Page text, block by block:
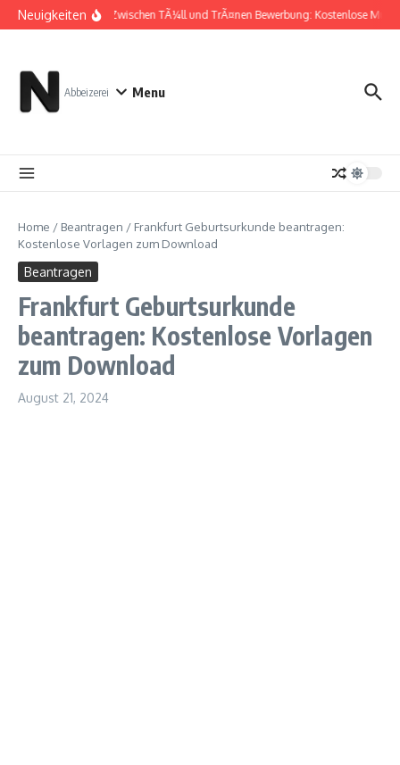
Zum Inhalt springen
Neuigkeiten Zwischen TÃ¼ll und TrÃ¤nen Bewerbung: Kostenlose
Abbeizerei Menu
Home / Beantragen / Frankfurt Geburtsurkunde beantragen:
Kostenlose Vorlagen zum Download
Beantragen
Frankfurt Geburtsurkunde
beantragen: Kostenlose Vorlagen
zum Download
August 21, 2024